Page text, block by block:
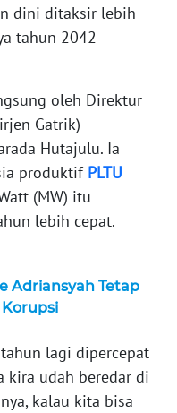
dini ditaksir lebih
tahun 2042
oleh Direktur
Gatrik)
Hutajulu. Ia
produktif PLTU
(MW) itu
lebih cepat.
Adriansyah Tetap
lagi dipercepat
kira udah beredar di
kalau kita bisa